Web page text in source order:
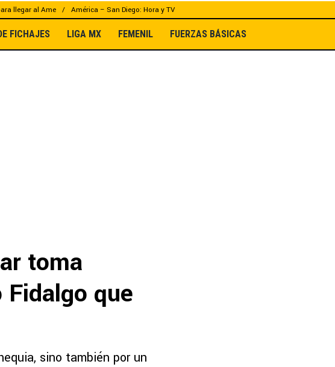
llegar al Ame América – San Diego: Hora y TV
FICHAJES LIGA MX FEMENIL FUERZAS BÁSICAS
toma
que
sino también por un